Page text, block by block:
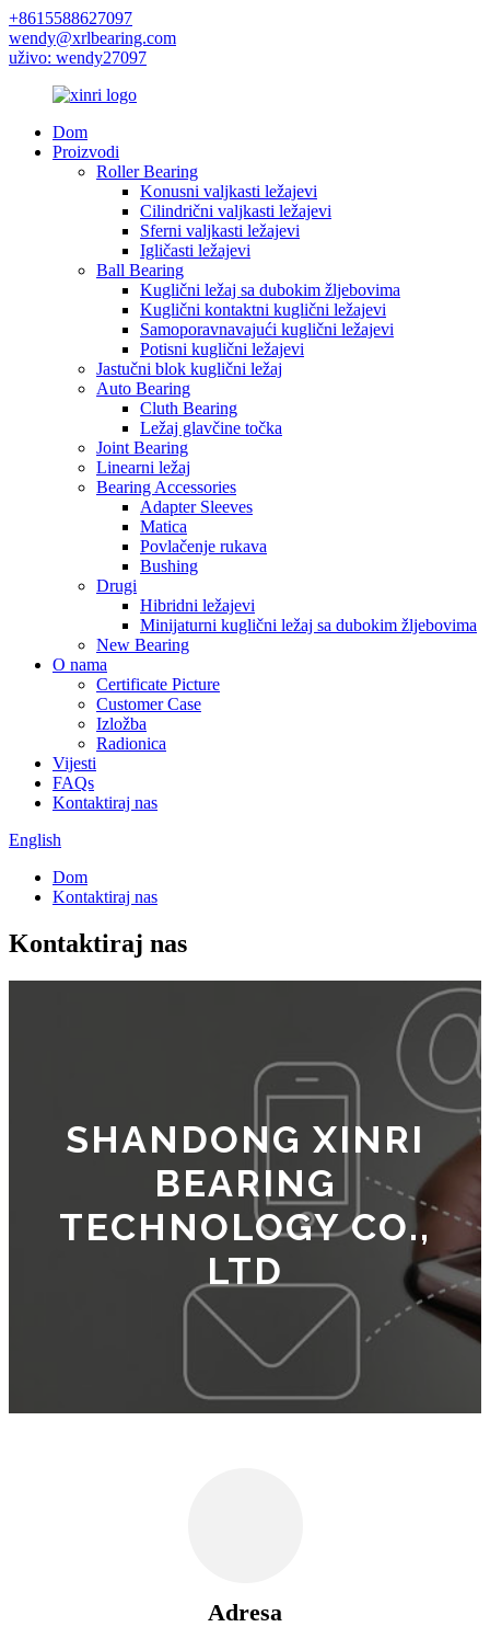
+8615588627097
wendy@xrlbearing.com
uživo: wendy27097
Dom
Proizvodi
Roller Bearing
Konusni valjkasti ležajevi
Cilindrični valjkasti ležajevi
Sferni valjkasti ležajevi
Igličasti ležajevi
Ball Bearing
Kuglični ležaj sa dubokim žljebovima
Kuglični kontaktni kuglični ležajevi
Samoporavnavajući kuglični ležajevi
Potisni kuglični ležajevi
Jastučni blok kuglični ležaj
Auto Bearing
Cluth Bearing
Ležaj glavčine točka
Joint Bearing
Linearni ležaj
Bearing Accessories
Adapter Sleeves
Matica
Povlačenje rukava
Bushing
Drugi
Hibridni ležajevi
Minijaturni kuglični ležaj sa dubokim žljebovima
New Bearing
O nama
Certificate Picture
Customer Case
Izložba
Radionica
Vijesti
FAQs
Kontaktiraj nas
English
Dom
Kontaktiraj nas
Kontaktiraj nas
SHANDONG XINRI
BEARING
TECHNOLOGY CO.,
LTD
Adresa